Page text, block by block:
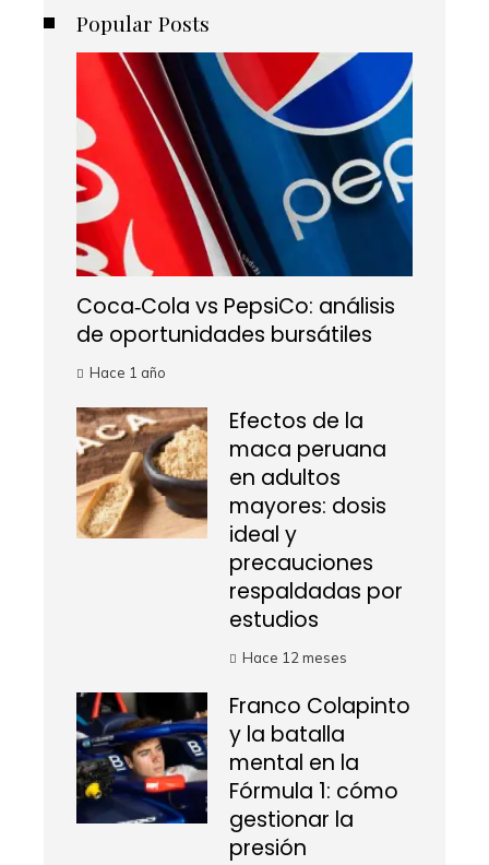
Popular Posts
Coca‑Cola vs PepsiCo: análisis
de oportunidades bursátiles
Hace 1 año
Efectos de la
maca peruana
en adultos
mayores: dosis
ideal y
precauciones
respaldadas por
estudios
Hace 12 meses
Franco Colapinto
y la batalla
mental en la
Fórmula 1: cómo
gestionar la
presión